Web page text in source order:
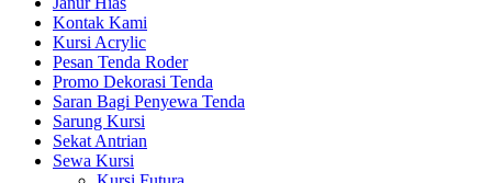
Kontak Kami
Kursi Acrylic
Pesan Tenda Roder
Promo Dekorasi Tenda
Saran Bagi Penyewa Tenda
Sarung Kursi
Sekat Antrian
Sewa Kursi